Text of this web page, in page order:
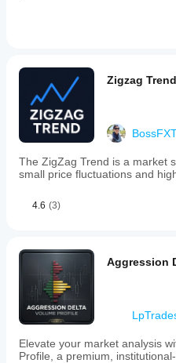
Zigzag Trend
The ZigZag Trend is a market
small price fluctuations and
4.6 (3)
Aggression
Elevate your market analysis
Profile, a premium,